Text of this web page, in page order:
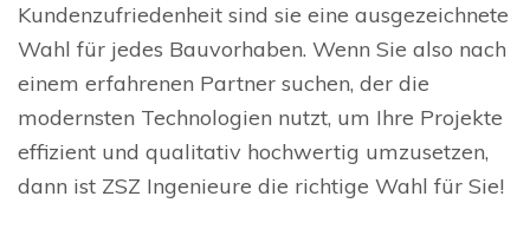
Kundenzufriedenheit sind sie eine ausgezeichnete
Wahl für jedes Bauvorhaben. Wenn Sie also nach
einem erfahrenen Partner suchen, der die
modernsten Technologien nutzt, um Ihre Projekte
effizient und qualitativ hochwertig umzusetzen,
dann ist ZSZ Ingenieure die richtige Wahl für Sie!